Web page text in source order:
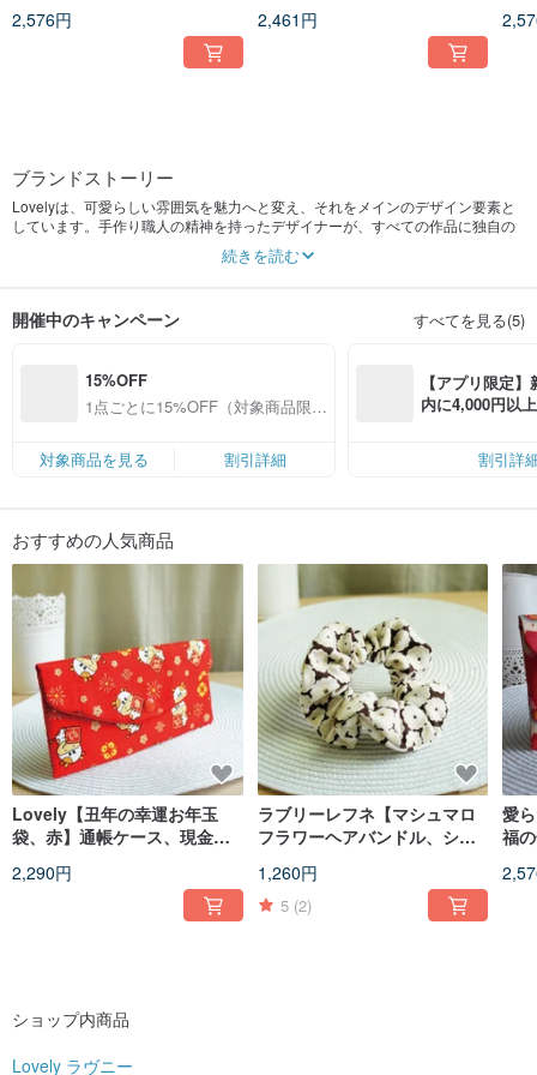
2,576円 2,461円
ブランドストーリー
Lovelyは、可愛らしい雰囲気を魅力へと変え、それをメインのデザイン要素と
しています。手作り職人の精神を持ったデザイナーが、すべての作品に独自の
生命力を吹き込みます。温かく、可愛く、甘く癒される雰囲気をお届けし、作
品が物語を語るように、あなたのリラックスした毎日を彩ります。
手作りの陶器はどれも世界に一つだけのものです。土、水、空気の完璧な融合
ち、形や輪郭は一つひとつ異なりますが、手作りならではの温もりが感じられ
: : : : 天然の無毒な釉薬を使用しており、食器としてお使いいただけます。
: : : : オーダーメイド：【当ショップの既存デザインをベースとします。製作期
￭ 布製商品 ￭
台湾製の生地をはじめ、日本、欧米、韓国から輸入した生地を使用し、手縫い
で製作しています。安心してお買い求めください n_n
: : : : よくある質問：【名入れ刺繍サービスはございません】【手縫いのレザー
ネームタグを追加購入いただけます】
: : : : 毎月のイベント：【詳細はトップのお知らせをご覧ください ^^】
: : : : 商品数：【まとまった数量をご希望の場合はご相談ください n_n】
: : : : オーダーメイド：【当ショップの既存デザインをベースとします。生地変
更のオーダーは別途お見積りとなります。製作期間は土日祝日を除き10日間で
す】
: : : : 包装について：【紙袋に入れて発送いたします。ギフト用にご希望の場合
は事前にお知らせください n_n ありがとうございます】
: : : : 営業時間・お問い合わせ対応：【月曜日〜金曜日、午前10時〜午後6時
（UTC+8）】
: : : : 輸入生地は数量限定ですので、お気に入りの柄はお早めに！
: : : : 発送日は月曜から金曜の正午です。郵便局は土日休みとなります。
プ】用、もう1つは【700ccのLサイズカップ（例：樺達、50嵐など）】用で
す。2つのサイズは兼用できませんので、ご注文前に必ず説明をよくお読みくだ
続きを読む
開催中のキャンペーン すべてを見る(5)
15%OFF
1点ごとに15%OFF（対象商品限
対象商品を見る
割引詳細
【アプリ限定
内に4,000円以
割引詳
おすすめの人気商品
Lovely【丑年の幸運お年玉
袋、赤】通帳ケース、現金整
2,290円
ラブリーレフネ【マシュマロ
フラワーヘアバンドル、シュ
1,260円
5 (2)
愛
福
ショップ内商品
Lovely ラヴニー